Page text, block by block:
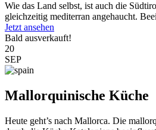
Wie das Land selbst, ist auch die
gleichzeitig mediterran angehaucht.
Jetzt ansehen
Bald ausverkauft!
20
SEP
Mallorquinische Küche
Heute geht’s nach Mallorca. Die